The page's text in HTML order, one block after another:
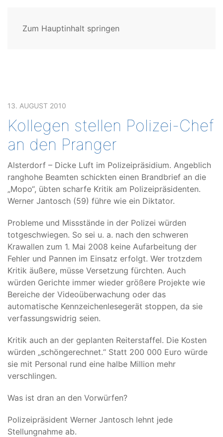
Zum Hauptinhalt springen
13. AUGUST 2010
Kollegen stellen Polizei-Chef
an den Pranger
Alsterdorf – Dicke Luft im Polizeipräsidium. Angeblich
ranghohe Beamten schickten einen Brandbrief an die
„Mopo“, übten scharfe Kritik am Polizeipräsidenten.
Werner Jantosch (59) führe wie ein Diktator.
Probleme und Missstände in der Polizei würden
totgeschwiegen. So sei u. a. nach den schweren
Krawallen zum 1. Mai 2008 keine Aufarbeitung der
Fehler und Pannen im Einsatz erfolgt. Wer trotzdem
Kritik äußere, müsse Versetzung fürchten. Auch
würden Gerichte immer wieder größere Projekte wie
Bereiche der Videoüberwachung oder das
automatische Kennzeichenlesegerät stoppen, da sie
verfassungswidrig seien.
Kritik auch an der geplanten Reiterstaffel. Die Kosten
würden „schöngerechnet.“ Statt 200 000 Euro würde
sie mit Personal rund eine halbe Million mehr
verschlingen.
Was ist dran an den Vorwürfen?
Polizeipräsident Werner Jantosch lehnt jede
Stellungnahme ab.